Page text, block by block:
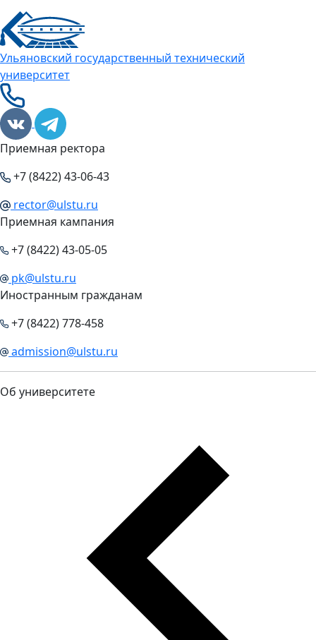
Ульяновский государственный технический
университет
Приемная ректора
+7 (8422) 43-06-43
rector@ulstu.ru
Приемная кампания
+7 (8422) 43-05-05
pk@ulstu.ru
Иностранным гражданам
+7 (8422) 778-458
admission@ulstu.ru
Об университете